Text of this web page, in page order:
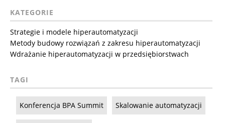
KATEGORIE
Strategie i modele hiperautomatyzacji
Metody budowy rozwiązań z zakresu hiperautomatyzacji
Wdrażanie hiperautomatyzacji w przedsiębiorstwach
TAGI
Konferencja BPA Summit Skalowanie automatyzacji